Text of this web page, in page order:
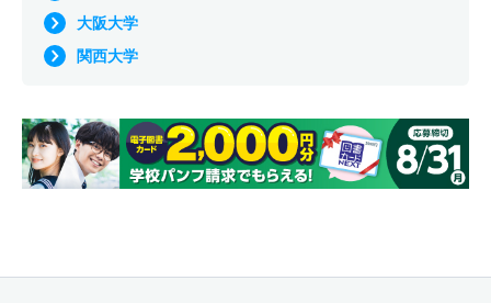
大阪大学
関西大学